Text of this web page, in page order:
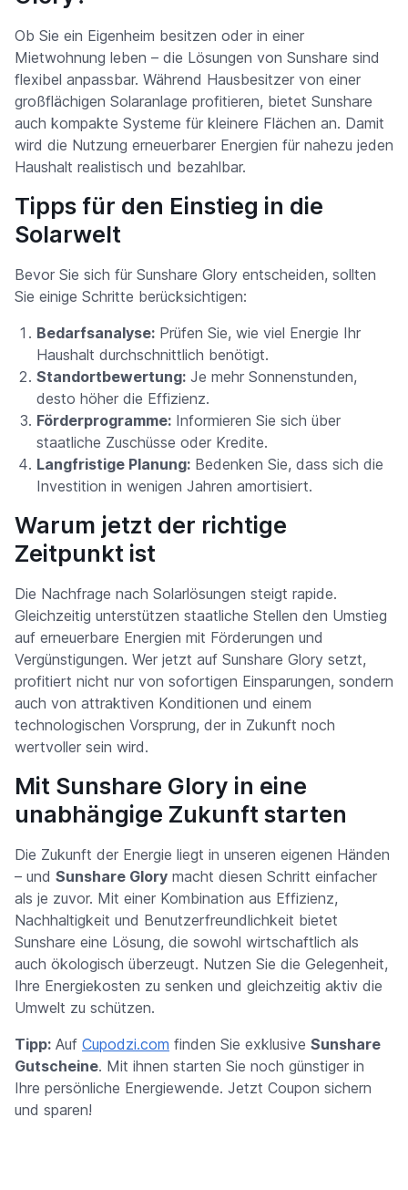
Ob Sie ein Eigenheim besitzen oder in einer
Mietwohnung leben – die Lösungen von Sunshare sind
flexibel anpassbar. Während Hausbesitzer von einer
großflächigen Solaranlage profitieren, bietet Sunshare
auch kompakte Systeme für kleinere Flächen an. Damit
wird die Nutzung erneuerbarer Energien für nahezu jeden
Haushalt realistisch und bezahlbar.
Tipps für den Einstieg in die
Solarwelt
Bevor Sie sich für Sunshare Glory entscheiden, sollten
Sie einige Schritte berücksichtigen:
Bedarfsanalyse: Prüfen Sie, wie viel Energie Ihr
Haushalt durchschnittlich benötigt.
Standortbewertung: Je mehr Sonnenstunden,
desto höher die Effizienz.
Förderprogramme: Informieren Sie sich über
staatliche Zuschüsse oder Kredite.
Langfristige Planung: Bedenken Sie, dass sich die
Investition in wenigen Jahren amortisiert.
Warum jetzt der richtige
Zeitpunkt ist
Die Nachfrage nach Solarlösungen steigt rapide.
Gleichzeitig unterstützen staatliche Stellen den Umstieg
auf erneuerbare Energien mit Förderungen und
Vergünstigungen. Wer jetzt auf Sunshare Glory setzt,
profitiert nicht nur von sofortigen Einsparungen, sondern
auch von attraktiven Konditionen und einem
technologischen Vorsprung, der in Zukunft noch
wertvoller sein wird.
Mit Sunshare Glory in eine
unabhängige Zukunft starten
Die Zukunft der Energie liegt in unseren eigenen Händen
– und Sunshare Glory macht diesen Schritt einfacher
als je zuvor. Mit einer Kombination aus Effizienz,
Nachhaltigkeit und Benutzerfreundlichkeit bietet
Sunshare eine Lösung, die sowohl wirtschaftlich als
auch ökologisch überzeugt. Nutzen Sie die Gelegenheit,
Ihre Energiekosten zu senken und gleichzeitig aktiv die
Umwelt zu schützen.
Tipp: Auf Cupodzi.com finden Sie exklusive Sunshare
Gutscheine. Mit ihnen starten Sie noch günstiger in
Ihre persönliche Energiewende. Jetzt Coupon sichern
und sparen!